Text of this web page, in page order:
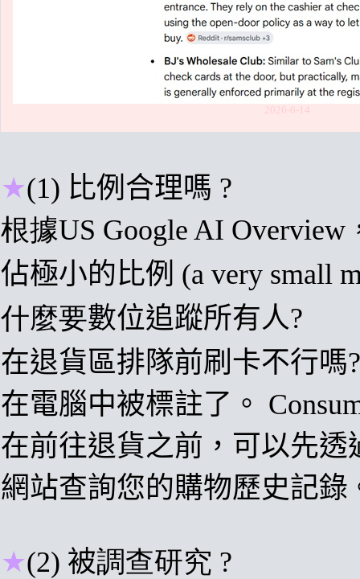
2026-6-14
★(1) 比例合理嗎 ?
根據US Google AI Overview
佔極小的比例 (a very small
什麼要數位追蹤所有人?
在退貨區排隊前刷卡不行
在電腦中被標註了 。 C
在前往退貨之前，可以先透
網站查詢您的購物歷史記
★(2) 被調查研究 ?